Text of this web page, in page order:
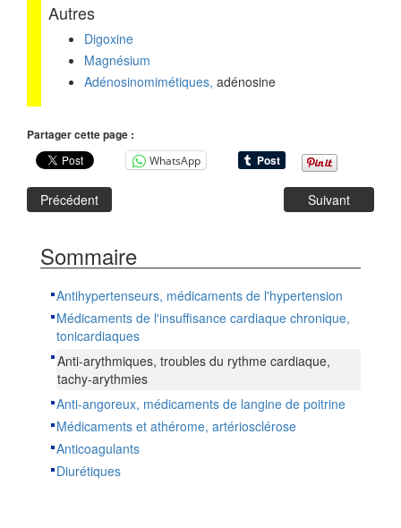
Autres
Digoxine
Magnésium
Adénosinomimétiques, adénosine
Partager cette page :
WhatsApp
Précédent Suivant
Sommaire
Antihypertenseurs, médicaments de l'hypertension
Médicaments de l'insuffisance cardiaque chronique,
tonicardiaques
Anti-arythmiques, troubles du rythme cardiaque,
tachy-arythmies
Anti-angoreux, médicaments de langine de poitrine
Médicaments et athérome, artériosclérose
Anticoagulants
Diurétiques